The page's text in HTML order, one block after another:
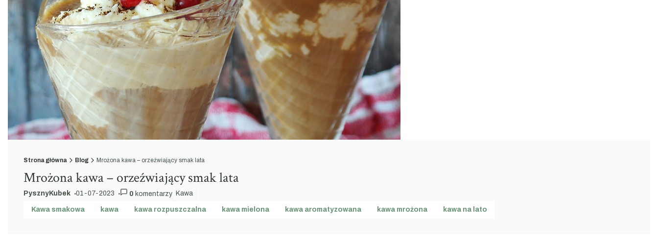
Strona główna Blog Mrożona kawa – orzeźwiający smak lata
Mrożona kawa – orzeźwiający smak lata
autor:
PysznyKubek
dodano:
01-07-2023 0 komentarzy w kategorii
Kawa
Kawa smakowa kawa kawa rozpuszczalna kawa mielona kawa aromatyzowana kawa mrożona kawa na lato